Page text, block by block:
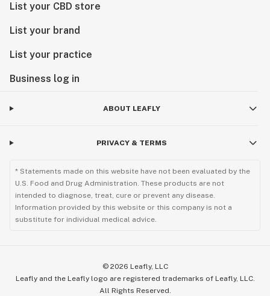
List your CBD store
List your brand
List your practice
Business log in
ABOUT LEAFLY
PRIVACY & TERMS
* Statements made on this website have not been evaluated by the
U.S. Food and Drug Administration. These products are not
intended to diagnose, treat, cure or prevent any disease.
Information provided by this website or this company is not a
substitute for individual medical advice.
© 2026 Leafly, LLC
Leafly and the Leafly logo are registered trademarks of Leafly, LLC.
All Rights Reserved.